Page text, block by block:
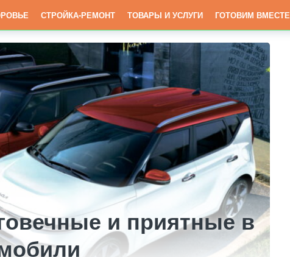
СТРОЙКА-РЕМОНТ ТОВАРЫ И УСЛУГИ ГОТОВИМ ВМЕСТЕ
и приятные в